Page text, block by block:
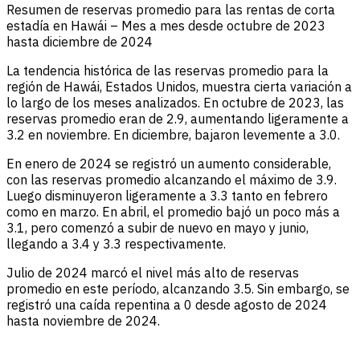
Resumen de reservas promedio para las rentas de corta
estadía en Hawái – Mes a mes desde octubre de 2023
hasta diciembre de 2024
La tendencia histórica de las reservas promedio para la
región de Hawái, Estados Unidos, muestra cierta variación a
lo largo de los meses analizados. En octubre de 2023, las
reservas promedio eran de 2.9, aumentando ligeramente a
3.2 en noviembre. En diciembre, bajaron levemente a 3.0.
En enero de 2024 se registró un aumento considerable,
con las reservas promedio alcanzando el máximo de 3.9.
Luego disminuyeron ligeramente a 3.3 tanto en febrero
como en marzo. En abril, el promedio bajó un poco más a
3.1, pero comenzó a subir de nuevo en mayo y junio,
llegando a 3.4 y 3.3 respectivamente.
Julio de 2024 marcó el nivel más alto de reservas
promedio en este período, alcanzando 3.5. Sin embargo, se
registró una caída repentina a 0 desde agosto de 2024
hasta noviembre de 2024.